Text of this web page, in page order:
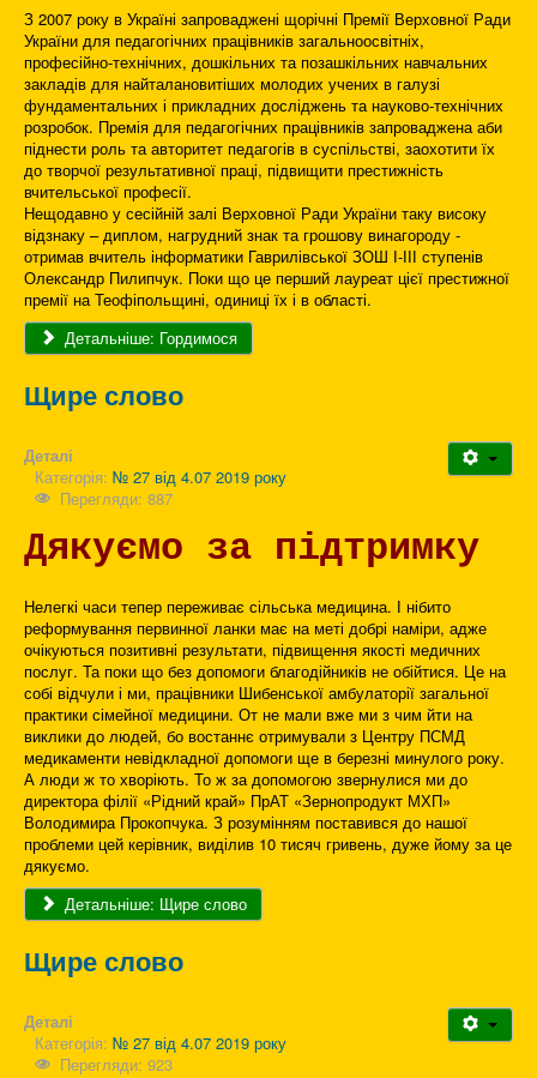
З 2007 року в Україні запроваджені щорічні Премії Верховної Ради
України для педагогічних працівників загальноосвітніх,
професійно-технічних, дошкільних та позашкільних навчальних
закладів для найталановитіших молодих учених в галузі
фундаментальних і прикладних досліджень та науково-технічних
розробок. Премія для педагогічних працівників запроваджена аби
піднести роль та авторитет педагогів в суспільстві, заохотити їх
до творчої результативної праці, підвищити престижність
вчительської професії.
Нещодавно у сесійній залі Верховної Ради України таку високу
відзнаку – диплом, нагрудний знак та грошову винагороду -
отримав вчитель інформатики Гаврилівської ЗОШ І-ІІІ ступенів
Олександр Пилипчук. Поки що це перший лауреат цієї престижної
премії на Теофіпольщині, одиниці їх і в області.
Детальніше: Гордимося
Щире слово
Деталі
Категорія: № 27 від 4.07 2019 року
Перегляди: 887
Дякуємо за підтримку
Нелегкі часи тепер переживає сільська медицина. І нібито
реформування первинної ланки має на меті добрі наміри, адже
очікуються позитивні результати, підвищення якості медичних
послуг. Та поки що без допомоги благодійників не обійтися. Це на
собі відчули і ми, працівники Шибенської амбулаторії загальної
практики сімейної медицини. От не мали вже ми з чим йти на
виклики до людей, бо востаннє отримували з Центру ПСМД
медикаменти невідкладної допомоги ще в березні минулого року.
А люди ж то хворіють. То ж за допомогою звернулися ми до
директора філії «Рідний край» ПрАТ «Зернопродукт МХП»
Володимира Прокопчука. З розумінням поставився до нашої
проблеми цей керівник, виділив 10 тисяч гривень, дуже йому за це
дякуємо.
Детальніше: Щире слово
Щире слово
Деталі
Категорія: № 27 від 4.07 2019 року
Перегляди: 923